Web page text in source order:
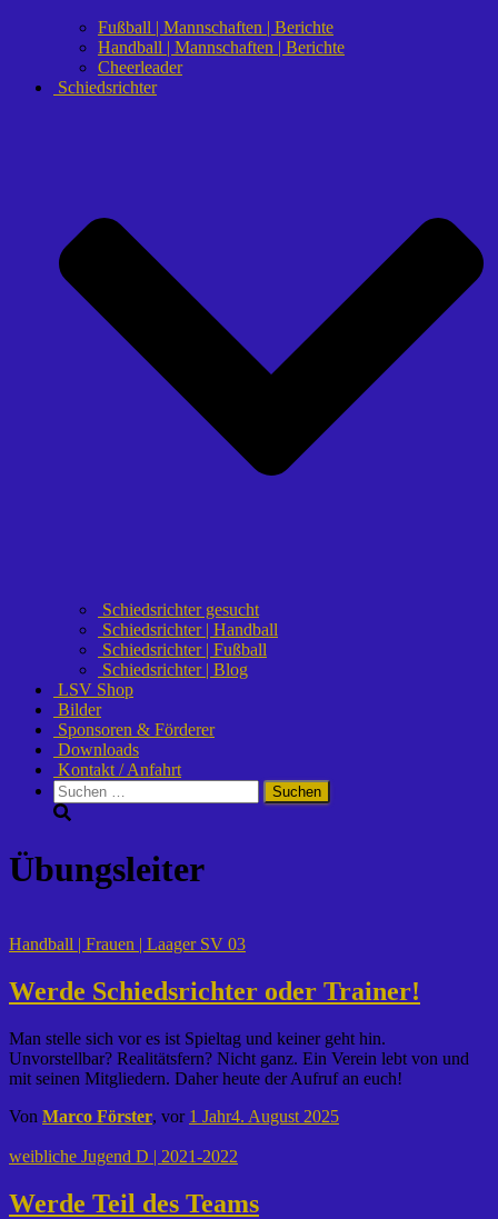
Fußball | Mannschaften | Berichte
Handball | Mannschaften | Berichte
Cheerleader
Schiedsrichter
Schiedsrichter gesucht
Schiedsrichter | Handball
Schiedsrichter | Fußball
Schiedsrichter | Blog
LSV Shop
Bilder
Sponsoren & Förderer
Downloads
Kontakt / Anfahrt
Suchen
nach:
Übungsleiter
Handball | Frauen | Laager SV 03
Werde Schiedsrichter oder Trainer!
Man stelle sich vor es ist Spieltag und keiner geht hin.
Unvorstellbar? Realitätsfern? Nicht ganz. Ein Verein lebt von und
mit seinen Mitgliedern. Daher heute der Aufruf an euch!
Von Marco Förster, vor 1 Jahr4. August 2025
weibliche Jugend D | 2021-2022
Werde Teil des Teams